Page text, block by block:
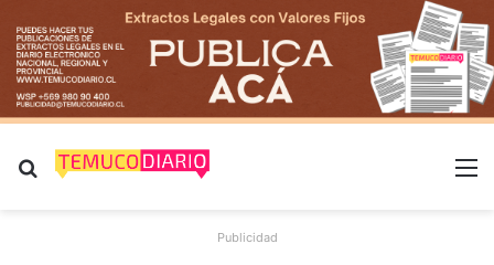
Buscar por
Publicidad